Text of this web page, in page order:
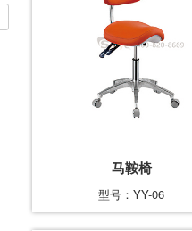
马鞍椅
型号：YY-06